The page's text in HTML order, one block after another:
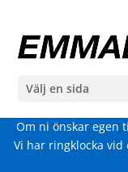
Välj en sida
Om ni önskar egen
Vi har ringklocka